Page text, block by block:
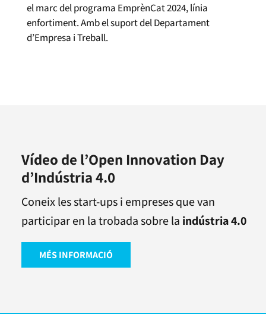
el marc del programa EmprènCat 2024, línia
enfortiment. Amb el suport del Departament
d’Empresa i Treball.
Vídeo de l’Open Innovation Day
d’Indústria 4.0
Coneix les start-ups i empreses que van
participar en la trobada sobre la indústria 4.0
MÉS INFORMACIÓ